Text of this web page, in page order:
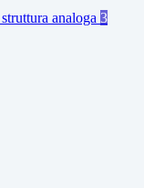
analoga 3